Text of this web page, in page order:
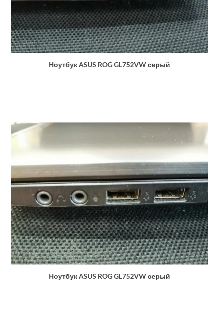
Ноутбук ASUS ROG GL752VW серый
Ноутбук ASUS ROG GL752VW серый